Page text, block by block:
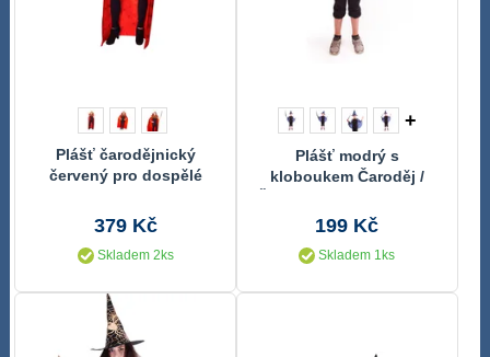
Plášť čarodějnický
červený pro dospělé
379 Kč
Skladem 2ks
+
Plášť modrý s
kloboukem Čaroděj /
199 Kč
Skladem 1ks